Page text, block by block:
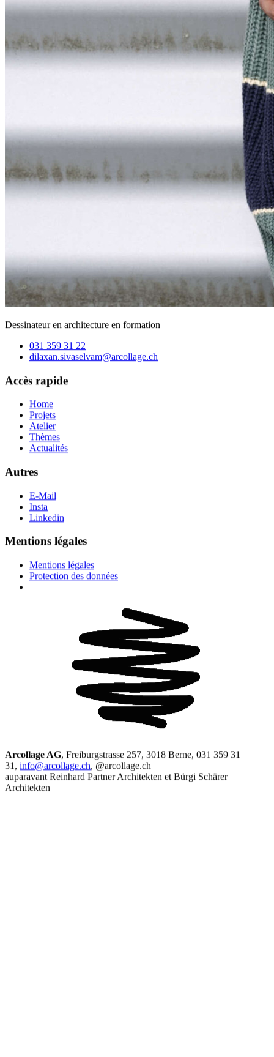
Dessinateur en architecture en formation
031 359 31 22
dilaxan.sivaselvam@arcollage.ch
Accès rapide
Home
Projets
Atelier
Thèmes
Actualités
Autres
E-Mail
Insta
Linkedin
Mentions légales
Mentions légales
Protection des données
Arcollage AG, Freiburgstrasse 257, 3018 Berne, 031 359 31
31, info@arcollage.ch, @arcollage.ch
auparavant Reinhard Partner Architekten et Bürgi Schärer
Architekten